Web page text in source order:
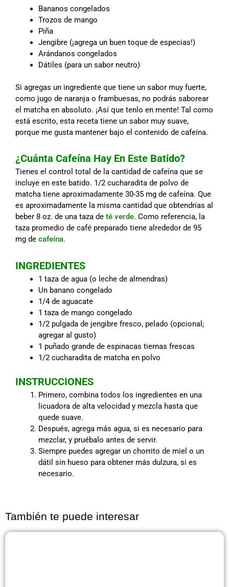
Bananos congelados
Trozos de mango
Piña
Jengibre (¡agrega un buen toque de especias!)
Arándanos congelados
Dátiles (para un sabor neutro)
Si agregas un ingrediente que tiene un sabor muy fuerte,
como jugo de naranja o frambuesas, no podrás saborear
el matcha en absoluto. ¡Así que tenlo en mente! Tal como
está escrito, esta receta tiene un sabor muy suave,
porque me gusta mantener bajo el contenido de cafeína.
¿Cuánta Cafeína Hay En Este Batido?
Tienes el control total de la cantidad de cafeína que se
incluye en este batido. 1/2 cucharadita de polvo de
matcha tiene aproximadamente 30-35 mg de cafeína. Que
es aproximadamente la misma cantidad que obtendrías al
beber 8 oz. de una taza de té verde. Como referencia, la
taza promedio de café preparado tiene alrededor de 95
mg de cafeína.
INGREDIENTES
1 taza de agua (o leche de almendras)
Un banano congelado
1/4 de aguacate
1 taza de mango congelado
1/2 pulgada de jengibre fresco, pelado (opcional;
agregar al gusto)
1 puñado grande de espinacas tiernas frescas
1/2 cucharadita de matcha en polvo
INSTRUCCIONES
Primero, combina todos los ingredientes en una
licuadora de alta velocidad y mezcla hasta que
quede suave.
Después, agrega más agua, si es necesario para
mezclar, y pruébalo antes de servir.
Siempre puedes agregar un chorrito de miel o un
dátil sin hueso para obtener más dulzura, si es
necesario.
También te puede interesar